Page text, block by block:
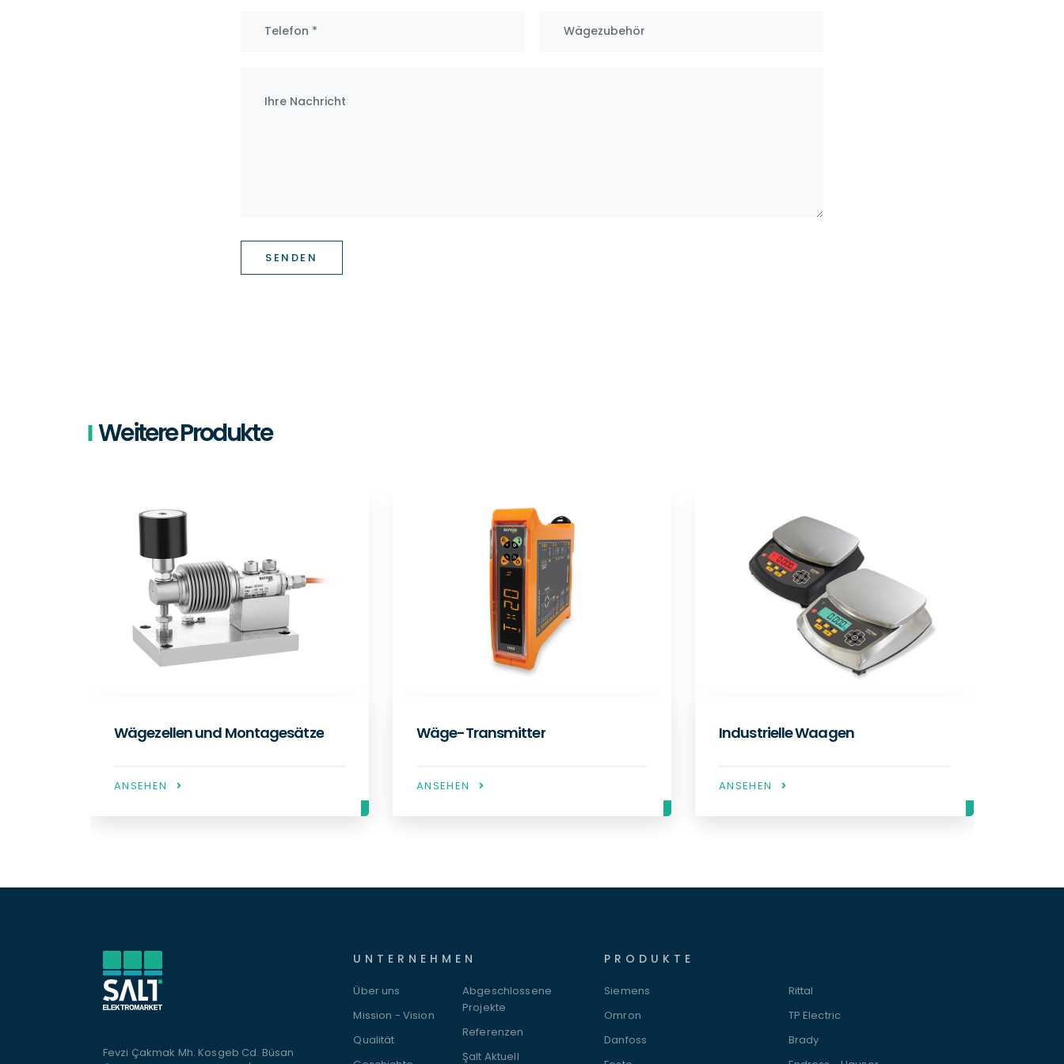
SENDEN
Weitere Produkte
Wäge-Transmitter
ANSEHEN
Industrielle Waagen
ANSEHEN
Wägeanzeigen
ANSEHEN
Fevzi Çakmak Mh. Kosgeb Cd. Büsan
UNTERNEHMEN
Über uns
Mission - Vision
Qualität
Abgeschlossene
Projekte
Referenzen
Şalt Aktuell
PRODUKTE
Siemens
Omron
Danfoss
Rittal
TP Electric
Brady